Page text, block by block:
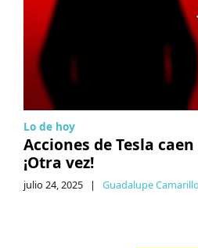
Lo de hoy
Acciones de Tesla
¡Otra vez!
julio 24, 2025 | Guadalupe Camarillo